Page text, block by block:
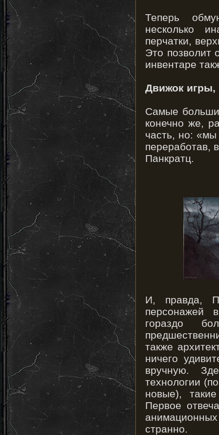
Теперь
несколько
перчатки,
Это позволит
инвентаре
Движок игры,
Самые
конечно же,
часть, но: «мы
переработав,
Панкратц.
И, правда,
персонажей
гораздо
также
ничего
вручную.
технологии
новые),
Первое
странно.